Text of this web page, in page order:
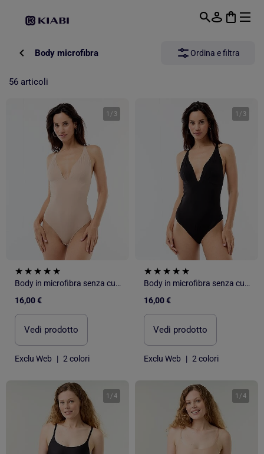
Body microfibra Ordina e filtra
56 articoli
1 / 3
Body in microfibra senza cuciture
16,00 €
Vedi prodotto
Exclu Web | 2 colori
1 / 3
Body in microfibra senza cuciture
16,00 €
Vedi prodotto
Exclu Web | 2 colori
1 /4 1 /4